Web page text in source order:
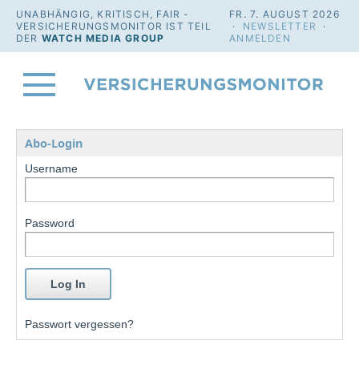
UNABHÄNGIG, KRITISCH, FAIR -
VERSICHERUNGSMONITOR IST TEIL
DER WATCH MEDIA GROUP
FR. 7. AUGUST 2026
· NEWSLETTER
·
ANMELDEN
Abo-Login
Username
Password
Passwort vergessen?